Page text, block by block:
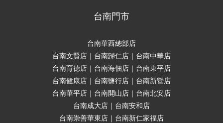
台南門市
台南華西總部店
台南文賢店｜台南歸仁店｜台南中華店
台南育德店｜台南海佃店｜台南東平店
台南健康店｜台南鹽行店｜台南新營店
台南華平店｜台南開山店｜台南北安店
台南成大店｜台南安和店
台南崇善華東店｜台南新仁家福店